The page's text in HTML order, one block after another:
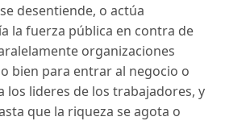
desentiende, o actúa
la fuerza pública en contra de
organizaciones
bien para entrar al negocio o
los lideres de los trabajadores, y
que la riqueza se agota o